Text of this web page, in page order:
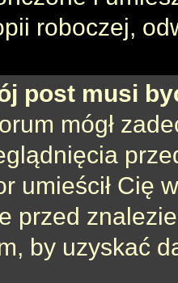
roboczej,
post musi
mógł
umieścił Cię
przed
by uzyskać